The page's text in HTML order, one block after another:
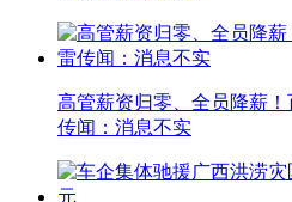
高管薪资归零、全员降薪
传闻：消息不实